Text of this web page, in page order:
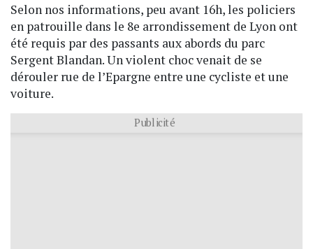
Selon nos informations, peu avant 16h, les policiers
en patrouille dans le 8e arrondissement de Lyon ont
été requis par des passants aux abords du parc
Sergent Blandan. Un violent choc venait de se
dérouler rue de l’Epargne entre une cycliste et une
voiture.
Publicité